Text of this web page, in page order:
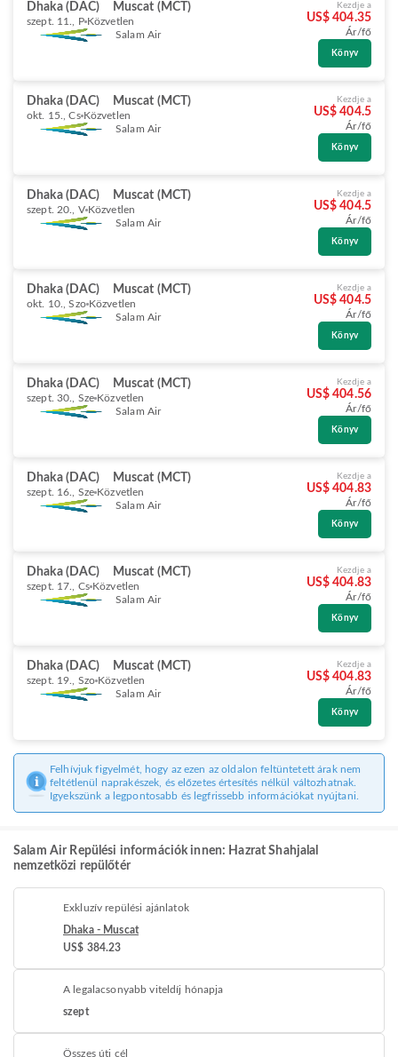
Dhaka (DAC) Muscat (MCT)
szept. 11., P Közvetlen
Salam Air
Kezdje a
US$ 404.35
Ár/fő
Könyv
Dhaka (DAC) Muscat (MCT)
okt. 15., Cs Közvetlen
Salam Air
Kezdje a
US$ 404.5
Ár/fő
Könyv
Dhaka (DAC) Muscat (MCT)
szept. 20., V Közvetlen
Salam Air
Kezdje a
US$ 404.5
Ár/fő
Könyv
Dhaka (DAC) Muscat (MCT)
okt. 10., Szo Közvetlen
Salam Air
Kezdje a
US$ 404.5
Ár/fő
Könyv
Dhaka (DAC) Muscat (MCT)
szept. 30., Sze Közvetlen
Salam Air
Kezdje a
US$ 404.56
Ár/fő
Könyv
Dhaka (DAC) Muscat (MCT)
szept. 16., Sze Közvetlen
Salam Air
Kezdje a
US$ 404.83
Ár/fő
Könyv
Dhaka (DAC) Muscat (MCT)
szept. 17., Cs Közvetlen
Salam Air
Kezdje a
US$ 404.83
Ár/fő
Könyv
Dhaka (DAC) Muscat (MCT)
szept. 19., Szo Közvetlen
Salam Air
Kezdje a
US$ 404.83
Ár/fő
Könyv
Felhívjuk figyelmét, hogy az ezen az oldalon feltüntetett árak nem
feltétlenül naprakészek, és előzetes értesítés nélkül változhatnak.
Igyekszünk a legpontosabb és legfrissebb információkat nyújtani.
Salam Air Repülési információk innen: Hazrat Shahjalal
nemzetközi repülőtér
Exkluzív repülési ajánlatok
Dhaka - Muscat
US$ 384.23
A legalacsonyabb viteldíj hónapja
szept
Összes úti cél